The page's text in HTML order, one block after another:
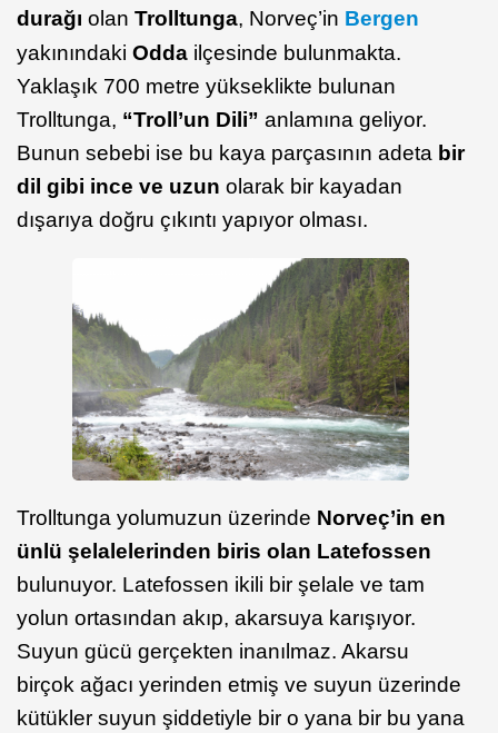
durağı olan Trolltunga, Norveç’in Bergen
yakınındaki Odda ilçesinde bulunmakta.
Yaklaşık 700 metre yükseklikte bulunan
Trolltunga, “Troll’un Dili” anlamına geliyor.
Bunun sebebi ise bu kaya parçasının adeta bir
dil gibi ince ve uzun olarak bir kayadan
dışarıya doğru çıkıntı yapıyor olması.
Trolltunga yolumuzun üzerinde Norveç’in en
ünlü şelalelerinden biris olan Latefossen
bulunuyor. Latefossen ikili bir şelale ve tam
yolun ortasından akıp, akarsuya karışıyor.
Suyun gücü gerçekten inanılmaz. Akarsu
birçok ağacı yerinden etmiş ve suyun üzerinde
kütükler suyun şiddetiyle bir o yana bir bu yana